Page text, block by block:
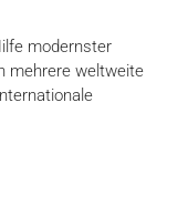
modernster
mehrere weltweite